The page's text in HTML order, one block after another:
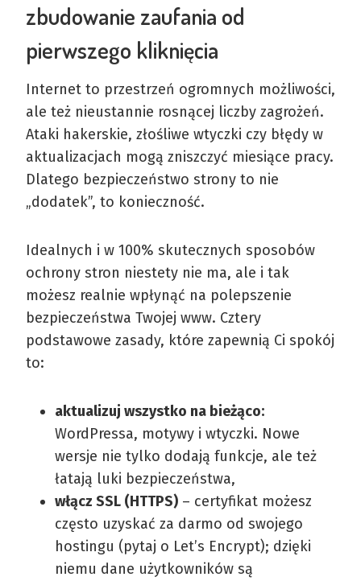
zbudowanie zaufania od
pierwszego kliknięcia
Internet to przestrzeń ogromnych możliwości,
ale też nieustannie rosnącej liczby zagrożeń.
Ataki hakerskie, złośliwe wtyczki czy błędy w
aktualizacjach mogą zniszczyć miesiące pracy.
Dlatego bezpieczeństwo strony to nie
„dodatek”, to konieczność.
Idealnych i w 100% skutecznych sposobów
ochrony stron niestety nie ma, ale i tak
możesz realnie wpłynąć na polepszenie
bezpieczeństwa Twojej www. Cztery
podstawowe zasady, które zapewnią Ci spokój
to:
aktualizuj wszystko na bieżąco:
WordPressa, motywy i wtyczki. Nowe
wersje nie tylko dodają funkcje, ale też
łatają luki bezpieczeństwa,
włącz SSL (HTTPS) – certyfikat możesz
często uzyskać za darmo od swojego
hostingu (pytaj o Let’s Encrypt); dzięki
niemu dane użytkowników są